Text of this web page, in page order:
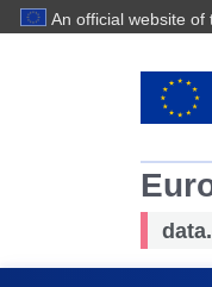
An official website of